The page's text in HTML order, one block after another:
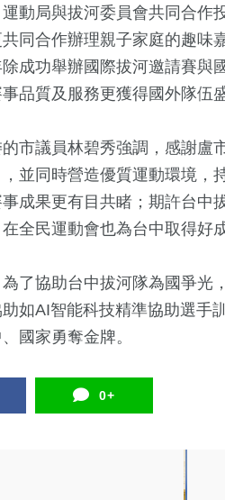
動局與拔河委員會共同合作
同合作辦理親子家庭的趣味
成功舉辦國際拔河邀請賽與
品質及服務更獲得國外隊伍盛
市議員林碧秀強調，感謝盧
，並同時營造優質運動環境
成果更有目共睹；期許台中
全民運動會也為台中取得好成
了協助台中拔河隊為國爭光
如AI智能科技精準協助選手
國家勇奪金牌。
0+